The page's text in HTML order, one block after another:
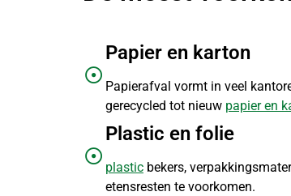
Papier en karton
Papierafval vormt in veel
gerecycled tot nieuw papier en
Plastic en folie
plastic bekers,
etensresten te voorkomen.